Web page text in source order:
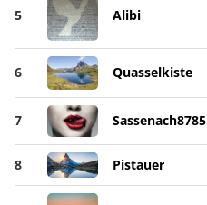
5 Alibi
6 Quasselkiste
7 Sassenach8785
8 Pistauer